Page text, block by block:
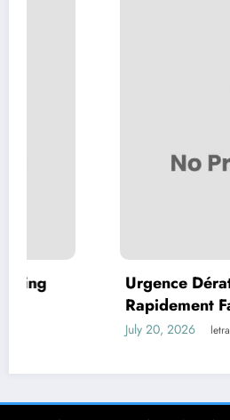
Urgence Dératisation
Rapidement Face à
letrank